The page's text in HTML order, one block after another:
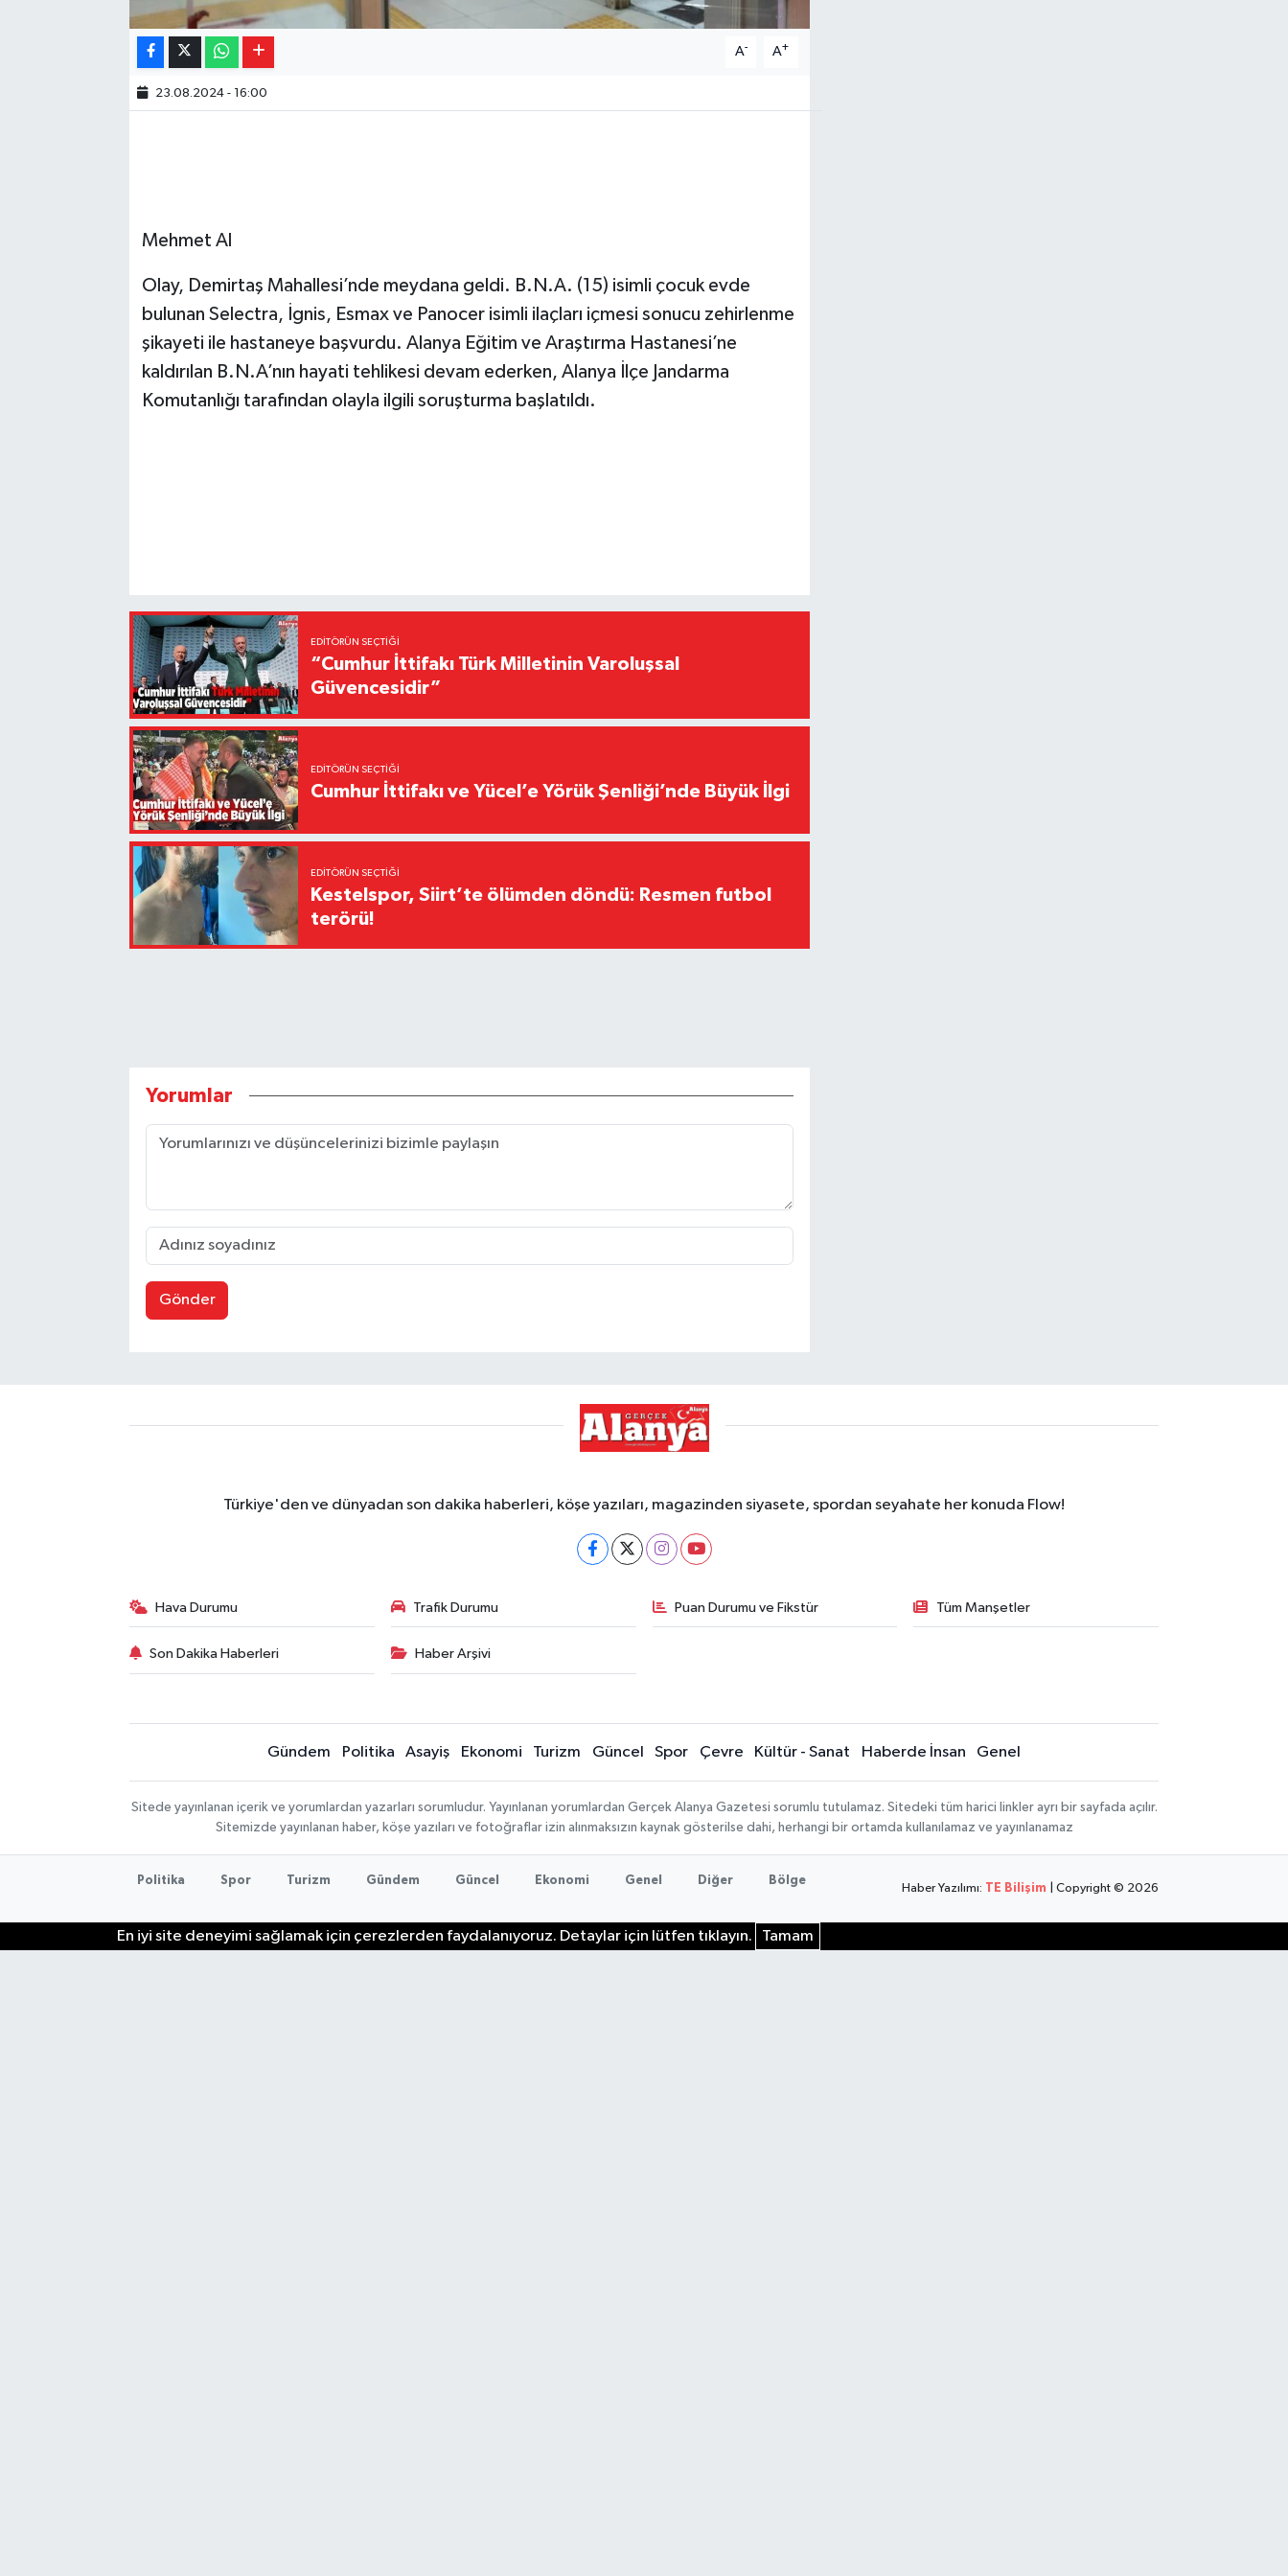
A- A+
23.08.2024 - 16:00
Mehmet Al
Olay, Demirtaş Mahallesi’nde meydana geldi. B.N.A. (15) isimli çocuk evde
bulunan Selectra, İgnis, Esmax ve Panocer isimli ilaçları içmesi sonucu zehirlenme
şikayeti ile hastaneye başvurdu. Alanya Eğitim ve Araştırma Hastanesi’ne
kaldırılan B.N.A’nın hayati tehlikesi devam ederken, Alanya İlçe Jandarma
Komutanlığı tarafından olayla ilgili soruşturma başlatıldı.
EDITÖRÜN SEÇTIĞI
“Cumhur İttifakı Türk Milletinin Varoluşsal
Güvencesidir”
EDITÖRÜN SEÇTIĞI
Cumhur İttifakı ve Yücel’e Yörük Şenliği’nde Büyük İlgi
EDITÖRÜN SEÇTIĞI
Kestelspor, Siirt’te ölümden döndü: Resmen futbol
terörü!
Yorumlar
Gönder
Türkiye'den ve dünyadan son dakika haberleri, köşe yazıları, magazinden siyasete, spordan seyahate her konuda Flow!
Hava Durumu Trafik Durumu Puan Durumu ve Fikstür Tüm Manşetler
Son Dakika Haberleri Haber Arşivi
Gündem Politika Asayiş Ekonomi Turizm Güncel Spor Çevre Kültür - Sanat Haberde İnsan Genel
Sitede yayınlanan içerik ve yorumlardan yazarları sorumludur. Yayınlanan yorumlardan Gerçek Alanya Gazetesi sorumlu tutulamaz. Sitedeki tüm harici linkler ayrı bir sayfada açılır.
Sitemizde yayınlanan haber, köşe yazıları ve fotoğraflar izin alınmaksızın kaynak gösterilse dahi, herhangi bir ortamda kullanılamaz ve yayınlanamaz
Politika Spor Turizm Gündem Güncel Ekonomi Genel Diğer Bölge
Haber Yazılımı: TE Bilişim | Copyright © 2026
En iyi site deneyimi sağlamak için çerezlerden faydalanıyoruz. Detaylar için lütfen tıklayın. Tamam